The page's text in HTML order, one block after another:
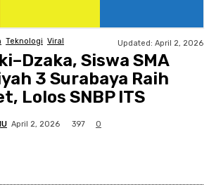
Teknologi Viral Updated: April 2, 2026
Siswa SMA
3 Surabaya Raih
Lolos SNBP ITS
April 2, 2026 397 0